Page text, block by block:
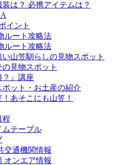
は？ 必携アイテムは？
イント
ルート攻略法
ルート攻略法
山笠馴らしの見物スポット
見物スポット
？』講座
ット・お土産の紹介
あそこにも山笠！
程
ムテーブル
交通機関情報
オンエア情報